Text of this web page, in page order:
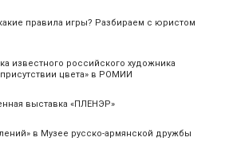
правила игры? Разбираем с юристом
известного российского художника
цвета» в РОМИИ
выставка «ПЛЕНЭР»
в Музее русско-армянской дружбы